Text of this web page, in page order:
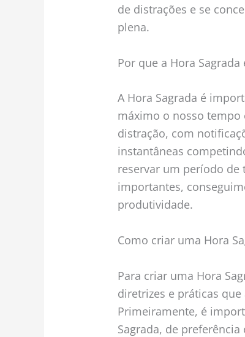
de distrações e se
plena.
Por que a Hora
A Hora Sagrada é
máximo o nosso tempo
distração, com
instantâneas
reservar um período de
importantes,
produtividade.
Como criar uma Hora
Para criar uma Hora
diretrizes e práticas
Primeiramente, é
Sagrada, de